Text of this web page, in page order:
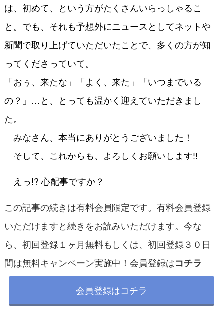
は、初めて、という方がたくさんいらっしゃるこ
と。でも、それも予想外にニュースとしてネットや
新聞で取り上げていただいたことで、多くの方が知
ってくださっていて。
「おぅ、来たな」「よく、来た」「いつまでいる
の？」…と、とっても温かく迎えていただきまし
た。
みなさん、本当にありがとうございました！
そして、これからも、よろしくお願いします!!
えっ!? 心配事ですか？
この記事の続きは有料会員限定です。有料会員登録
いただけますと続きをお読みいただけます。今な
ら、初回登録１ヶ月無料もしくは、初回登録３０日
間は無料キャンペーン実施中！会員登録はコチラ
会員登録はコチラ